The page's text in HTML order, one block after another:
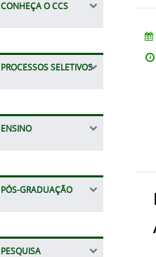
CONHEÇA O CCS
PROCESSOS SELETIVOS
ENSINO
PÓS-GRADUAÇÃO
PESQUISA